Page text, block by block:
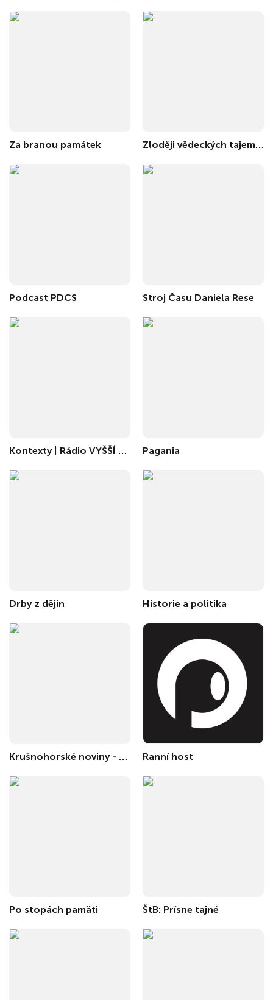
Za branou památek Zloději vědeckých tajemství
Podcast PDCS Stroj Času Daniela Rese
Kontexty | Rádio VYŠŠÍ HLAS Pagania
Drby z dějin Historie a politika
Krušnohorské noviny - Erzgebirgs-Zeitung Ranní host
Po stopách pamäti ŠtB: Prísne tajné